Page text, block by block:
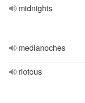
midnights
medianoches
riotous